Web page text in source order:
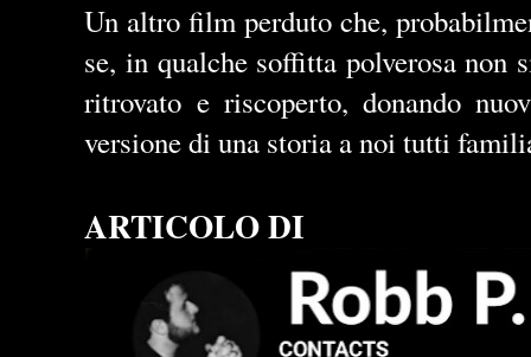
Un altro film perduto che,
se, in qualche soffitta polverosa non
ritrovato e riscoperto, donando
versione di una storia a noi tutti
ARTICOLO DI